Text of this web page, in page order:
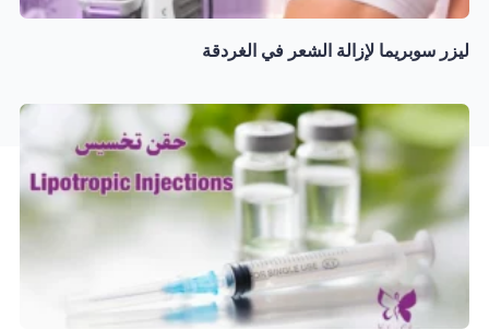
ليزر سوبريما لإزالة الشعر في الغردقة